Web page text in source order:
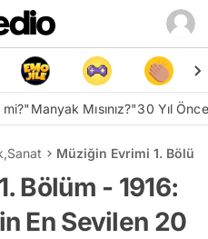
"Manyak Mısınız?"30 Yıl
,Sanat Müziğin Evrimi 1. Bölüm
Bölüm - 1916:
En Sevilen 20